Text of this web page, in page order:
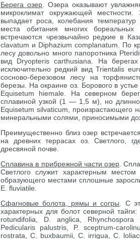
Берега озер . Озера оказывают
микроклимат окружающей местности.
выпадает роса, колебания
места обитания многих
встречаются чрезвычайно редкие в
clavatum и Diphazium complanatum. По
лесу довольно много папоротника
вид Dryopteris carthusiana. На
исключительно редкий вид Trientalis
сосново-березовом лесу на
березы. На окраине оз. Борового в
Equisetum hiemale. На северном
сплавиной узкой (1 — 1,5 м), но
Equisetum silvaticum, произрастающего
минеральными солями, приносимыми
Преимущественно близ озер
на древних террасах оз. Светлого,
дресвяной почве.
Сплавина в прибрежной части озер .
Светлого служит характерным
образующего местами сплошные
Е. fluviatile.
Сфагновые болота, рямы и согры . С
характерных для болот северной
rotundifolia, D. anglica,
Pedicularis palustris, P. sceptrum-
rostrata, C. buxbaumii, C. irrigua, C.